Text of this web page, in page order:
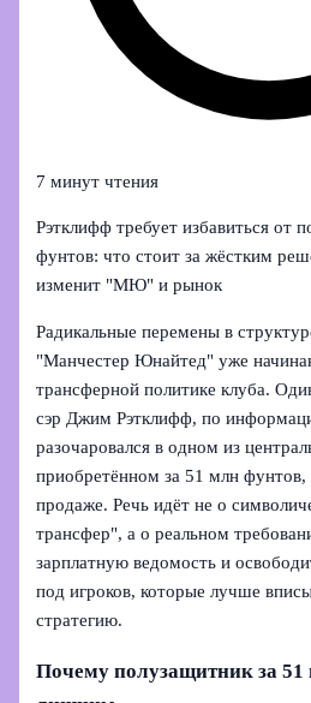
7 минут чтения
Рэтклифф требует избавиться от
фунтов: что стоит за жёстким
изменит "МЮ" и рынок
Радикальные перемены в
"Манчестер Юнайтед" уже
трансферной политике клуба.
сэр Джим Рэтклифф, по
разочаровался в одном из
приобретённом за 51 млн фунтов,
продаже. Речь идёт не о
трансфер", а о реальном
зарплатную ведомость и
под игроков, которые лучше
стратегию.
Почему полузащитник за 51